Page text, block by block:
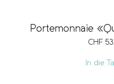
Portemonnaie
CHF
In die